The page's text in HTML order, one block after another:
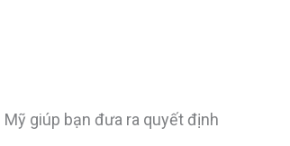
giúp bạn đưa ra quyết định